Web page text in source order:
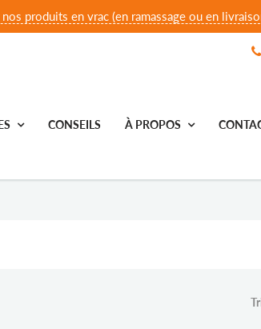
produits en vrac (en ramassage ou en
CONSEILS À PROPOS